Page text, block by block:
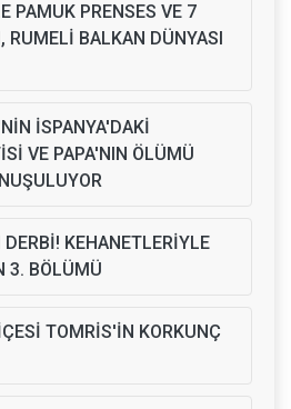
PAMUK PRENSES VE 7
RUMELİ BALKAN DÜNYASI
İSPANYA'DAKİ
VE PAPA'NIN ÖLÜMÜ
KEHANETLERİYLE
3. BÖLÜMÜ
TOMRİS'İN KORKUNÇ